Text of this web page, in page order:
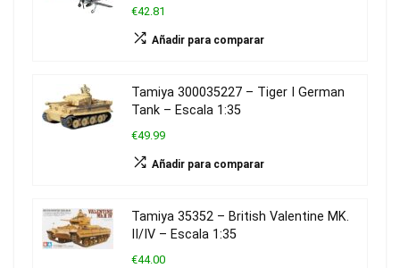
€42.81
Añadir para comparar
Tamiya 300035227 – Tiger I German
Tank – Escala 1:35
€49.99
Añadir para comparar
Tamiya 35352 – British Valentine MK.
II/IV – Escala 1:35
€44.00